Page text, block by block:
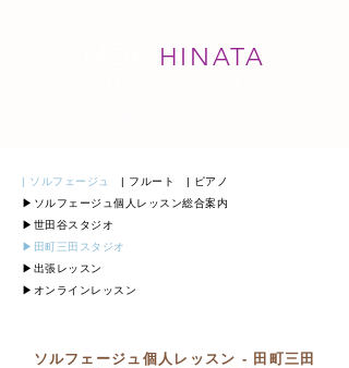
HINATA
| ソルフェージュ | フルート
| ピアノ
▶︎ ソルフェージュ個人レッスン総合案内
▶︎ 世田谷スタジオ
▶︎田町三田スタジオ
​▶︎ 出張レッスン
​▶︎ オンラインレッスン
ソルフェージュ個人レッスン - 田町三田